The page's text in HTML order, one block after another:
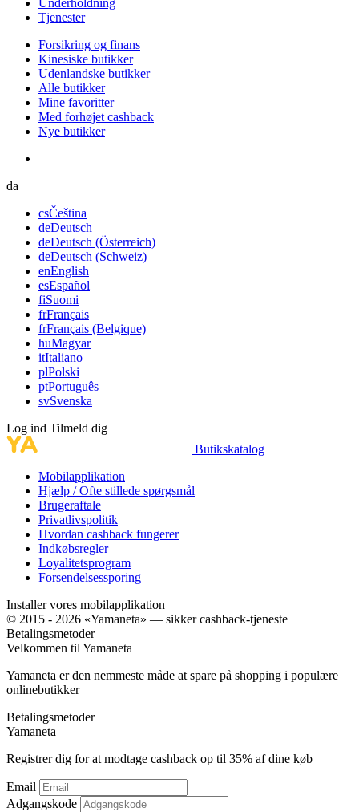
Underholdning
Tjenester
Forsikring og finans
Kinesiske butikker
Udenlandske butikker
Alle butikker
Mine favoritter
Med forhøjet cashback
Nye butikker
da
csČeština
deDeutsch
deDeutsch (Österreich)
deDeutsch (Schweiz)
enEnglish
esEspañol
fiSuomi
frFrançais
frFrançais (Belgique)
huMagyar
itItaliano
plPolski
ptPortuguês
svSvenska
Log ind Tilmeld dig
Butikskatalog
Mobilapplikation
Hjælp / Ofte stillede spørgsmål
Brugeraftale
Privatlivspolitik
Hvordan cashback fungerer
Indkøbsregler
Loyalitetsprogram
Forsendelsessporing
Installer vores mobilapplikation
© 2015 - 2026 «Yamaneta» — sikker cashback-tjeneste
Betalingsmetoder
Velkommen til Yamaneta
Yamaneta er den nemmeste måde at spare på shopping i populære
onlinebutikker
Betalingsmetoder
Yamaneta
Registrer dig for at modtage cashback op til 35% af dine køb
Email
Adgangskode